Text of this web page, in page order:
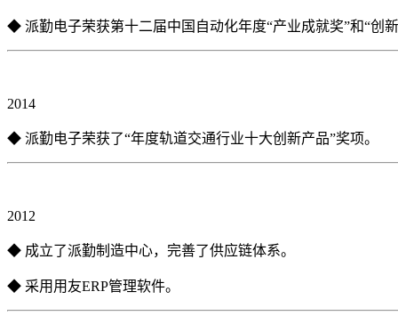
◆ 派勤电子荣获第十二届中国自动化年度“产业成就奖”和“创新
2014
◆ 派勤电子荣获了“年度轨道交通行业十大创新产品”奖项。
2012
◆ 成立了派勤制造中心，完善了供应链体系。
◆ 采用用友ERP管理软件。